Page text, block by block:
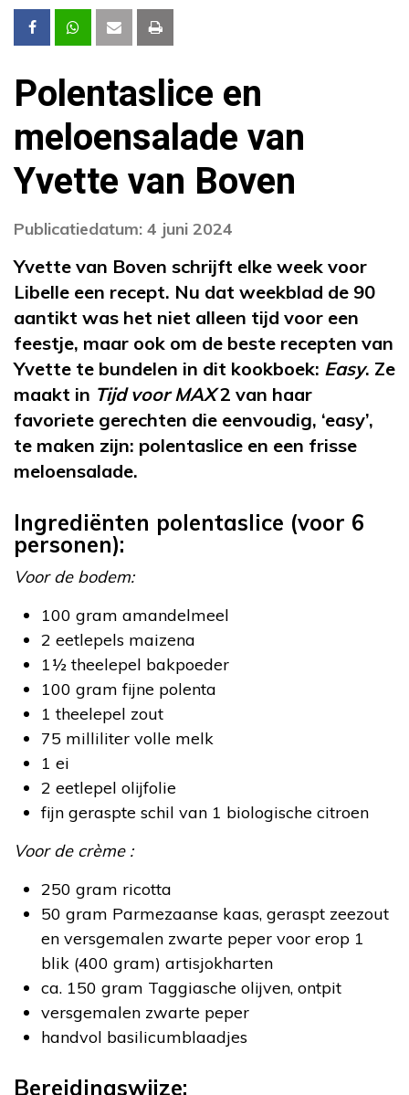
Polentaslice en
meloensalade van
Yvette van Boven
Publicatiedatum: 4 juni 2024
Yvette van Boven schrijft elke week voor
Libelle een recept. Nu dat weekblad de 90
aantikt was het niet alleen tijd voor een
feestje, maar ook om de beste recepten van
Yvette te bundelen in dit kookboek: Easy. Ze
maakt in Tijd voor MAX2 van haar
favoriete gerechten die eenvoudig, ‘easy’,
te maken zijn: polentaslice en een frisse
meloensalade.
Ingrediënten polentaslice (voor 6
personen):
Voor de bodem:
100 gram amandelmeel
2 eetlepels maizena
1½ theelepel bakpoeder
100 gram fijne polenta
1 theelepel zout
75 milliliter volle melk
1 ei
2 eetlepel olijfolie
fijn geraspte schil van 1 biologische citroen
Voor de crème :
250 gram ricotta
50 gram Parmezaanse kaas, geraspt zeezout
en versgemalen zwarte peper voor erop 1
blik (400 gram) artisjokharten
ca. 150 gram Taggiasche olijven, ontpit
versgemalen zwarte peper
handvol basilicumblaadjes
Bereidingswijze: